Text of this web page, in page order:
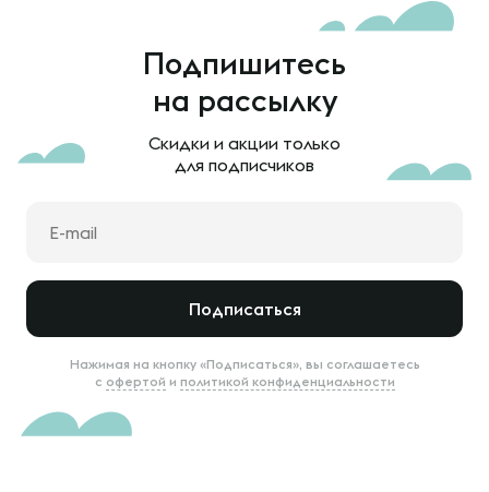
Подпишитесь
на рассылку
Скидки и акции только
для подписчиков
Подписаться
Нажимая на кнопку «Подписаться», вы соглашаетесь
с офертой и политикой конфиденциальности